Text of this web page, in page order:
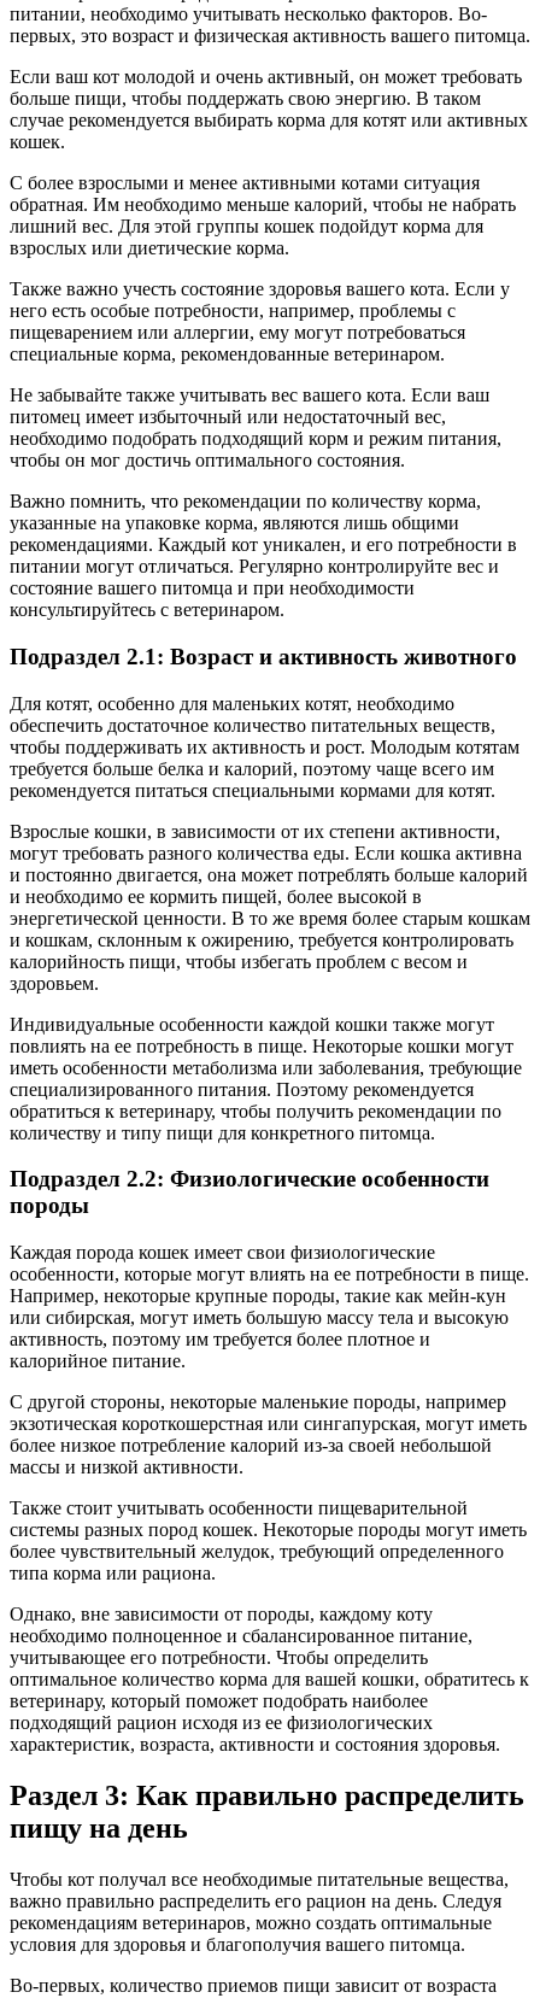
питании, необходимо учитывать несколько факторов. Во-
первых, это возраст и физическая активность вашего питомца.
Если ваш кот молодой и очень активный, он может требовать
больше пищи, чтобы поддержать свою энергию. В таком
случае рекомендуется выбирать корма для котят или активных
кошек.
С более взрослыми и менее активными котами ситуация
обратная. Им необходимо меньше калорий, чтобы не набрать
лишний вес. Для этой группы кошек подойдут корма для
взрослых или диетические корма.
Также важно учесть состояние здоровья вашего кота. Если у
него есть особые потребности, например, проблемы с
пищеварением или аллергии, ему могут потребоваться
специальные корма, рекомендованные ветеринаром.
Не забывайте также учитывать вес вашего кота. Если ваш
питомец имеет избыточный или недостаточный вес,
необходимо подобрать подходящий корм и режим питания,
чтобы он мог достичь оптимального состояния.
Важно помнить, что рекомендации по количеству корма,
указанные на упаковке корма, являются лишь общими
рекомендациями. Каждый кот уникален, и его потребности в
питании могут отличаться. Регулярно контролируйте вес и
состояние вашего питомца и при необходимости
консультируйтесь с ветеринаром.
Подраздел 2.1: Возраст и активность животного
Для котят, особенно для маленьких котят, необходимо
обеспечить достаточное количество питательных веществ,
чтобы поддерживать их активность и рост. Молодым котятам
требуется больше белка и калорий, поэтому чаще всего им
рекомендуется питаться специальными кормами для котят.
Взрослые кошки, в зависимости от их степени активности,
могут требовать разного количества еды. Если кошка активна
и постоянно двигается, она может потреблять больше калорий
и необходимо ее кормить пищей, более высокой в
энергетической ценности. В то же время более старым кошкам
и кошкам, склонным к ожирению, требуется контролировать
калорийность пищи, чтобы избегать проблем с весом и
здоровьем.
Индивидуальные особенности каждой кошки также могут
повлиять на ее потребность в пище. Некоторые кошки могут
иметь особенности метаболизма или заболевания, требующие
специализированного питания. Поэтому рекомендуется
обратиться к ветеринару, чтобы получить рекомендации по
количеству и типу пищи для конкретного питомца.
Подраздел 2.2: Физиологические особенности
породы
Каждая порода кошек имеет свои физиологические
особенности, которые могут влиять на ее потребности в пище.
Например, некоторые крупные породы, такие как мейн-кун
или сибирская, могут иметь большую массу тела и высокую
активность, поэтому им требуется более плотное и
калорийное питание.
С другой стороны, некоторые маленькие породы, например
экзотическая короткошерстная или сингапурская, могут иметь
более низкое потребление калорий из-за своей небольшой
массы и низкой активности.
Также стоит учитывать особенности пищеварительной
системы разных пород кошек. Некоторые породы могут иметь
более чувствительный желудок, требующий определенного
типа корма или рациона.
Однако, вне зависимости от породы, каждому коту
необходимо полноценное и сбалансированное питание,
учитывающее его потребности. Чтобы определить
оптимальное количество корма для вашей кошки, обратитесь к
ветеринару, который поможет подобрать наиболее
подходящий рацион исходя из ее физиологических
характеристик, возраста, активности и состояния здоровья.
Раздел 3: Как правильно распределить
пищу на день
Чтобы кот получал все необходимые питательные вещества,
важно правильно распределить его рацион на день. Следуя
рекомендациям ветеринаров, можно создать оптимальные
условия для здоровья и благополучия вашего питомца.
Во-первых, количество приемов пищи зависит от возраста